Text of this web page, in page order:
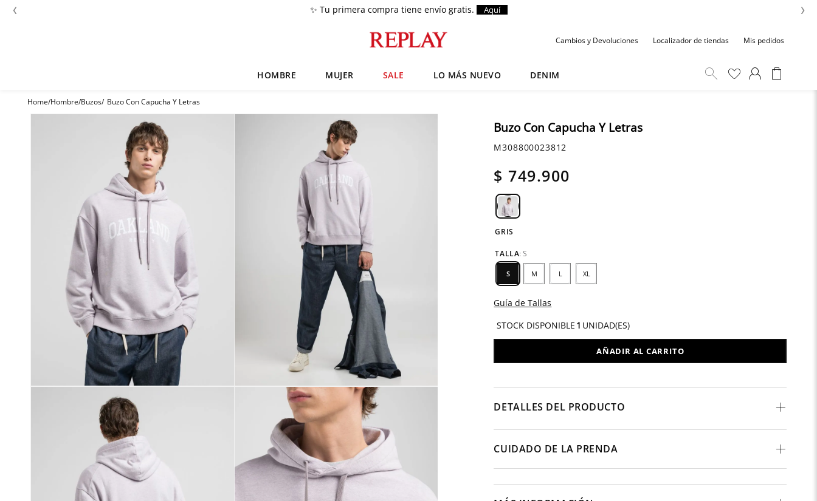
‹ ✨ Tu primera compra tiene envío gratis. Aquí ›
Cambios y Devoluciones Localizador de tiendas Mis pedidos
HOMBRE MUJER SALE LO MÁS NUEVO DENIM
Hombre Buzos Buzo Con Capucha Y Letras
Buzo Con Capucha Y Letras
M308800023812
$ 749.900
GRIS
TALLA: S
S M L XL
Guía de Tallas
STOCK DISPONIBLE 1 UNIDAD(ES)
AÑADIR AL CARRITO
DETALLES DEL PRODUCTO
CUIDADO DE LA PRENDA
1. Chaquetas
2. Zapatos
3. Anbass
4 Cargo
5 Sartoriale
6 Camisas